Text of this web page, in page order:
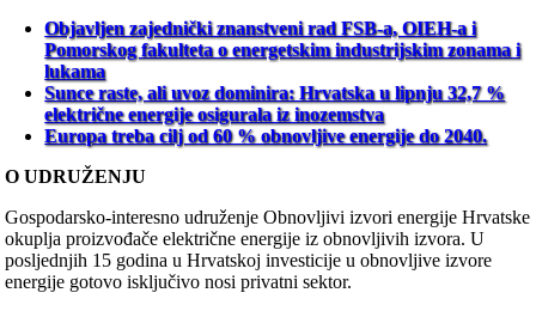
Objavljen zajednički znanstveni rad FSB-a, OIEH-a i
Pomorskog fakulteta o energetskim industrijskim zonama i
lukama
Sunce raste, ali uvoz dominira: Hrvatska u lipnju 32,7 %
električne energije osigurala iz inozemstva
Europa treba cilj od 60 % obnovljive energije do 2040.
O UDRUŽENJU
Gospodarsko-interesno udruženje Obnovljivi izvori energije Hrvatske
okuplja proizvođače električne energije iz obnovljivih izvora. U
posljednjih 15 godina u Hrvatskoj investicije u obnovljive izvore
energije gotovo isključivo nosi privatni sektor.